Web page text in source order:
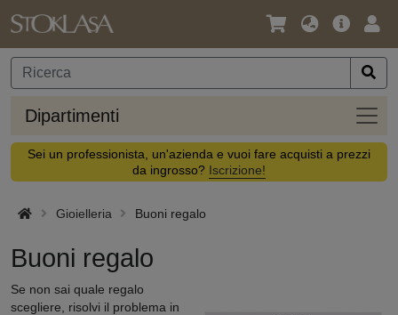
Lingua
Valuta
Offerta
Dipartimenti
Sei un professionista, un'azienda e vuoi fare acquisti a prezzi
da ingrosso? Iscrizione!
Gioielleria Buoni regalo
Buoni regalo
Se non sai quale regalo
scegliere, risolvi il problema in